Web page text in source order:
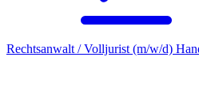
Rechtsanwalt / Volljurist (m/w/d)